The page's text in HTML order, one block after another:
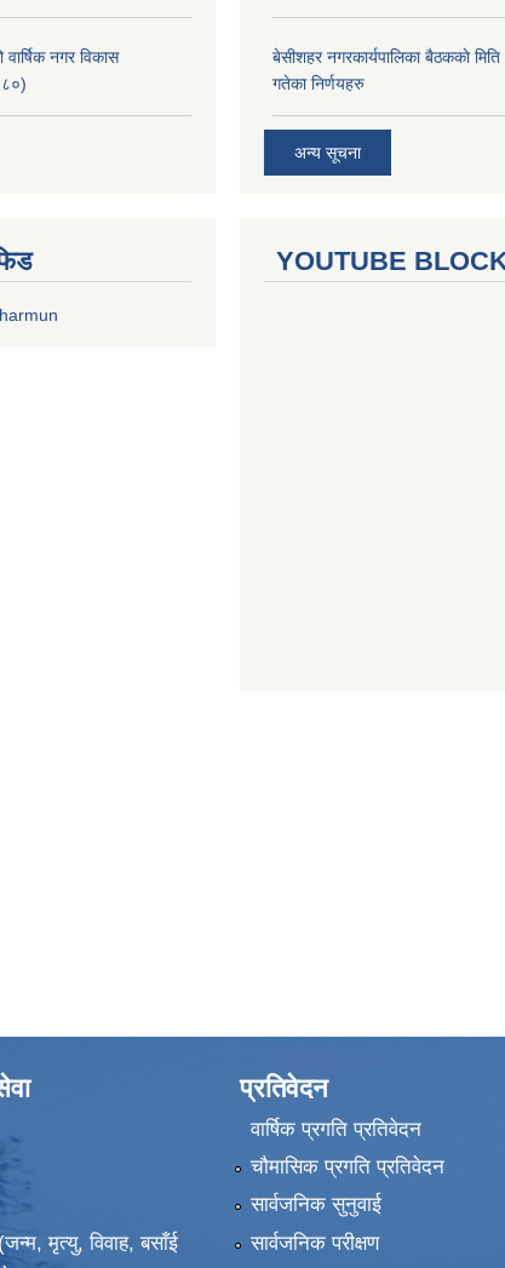
नगर विकास
बे‍‍सीशहर नगरकार्यपालिका बैठककाे
गतेका निर्णयहरु
अन्य सूचना
YOUTUBE
मृत्यु, विवाह, बसाँई
प्रतिवेदन
वार्षिक प्रगति प्रतिवेदन
चौमासिक प्रगति प्रतिवेदन
सार्वजनिक सुनुवाई
सार्वजनिक परीक्षण